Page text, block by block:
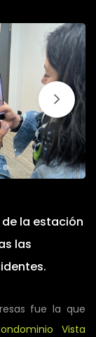
de la estación
las
fue la que
Vista